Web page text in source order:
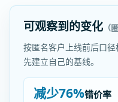
可观察到的变化 （
按匿名客户上线前后口
先建立自己的基线。
减少76%错价率